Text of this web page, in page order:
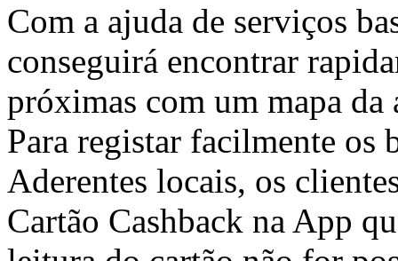
Com a ajuda de serviços
conseguirá encontrar
próximas com um mapa da
Para registar facilmente os
Aderentes locais, os
Cartão Cashback na App